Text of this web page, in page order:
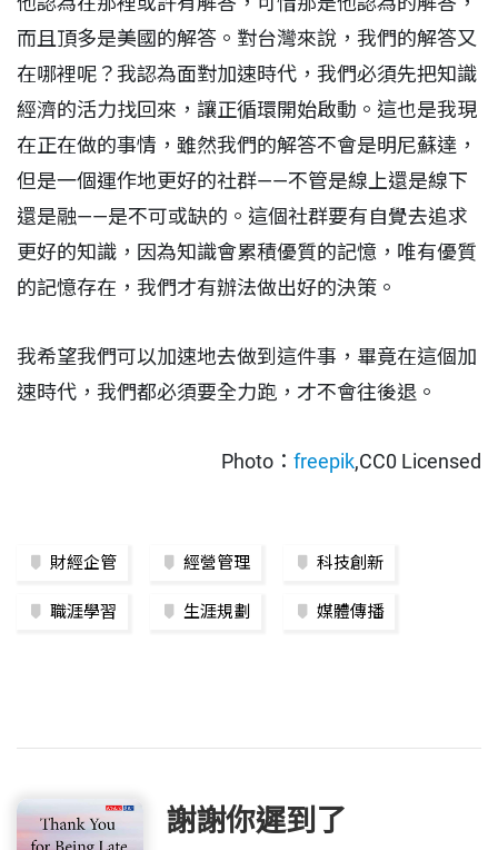
而且頂多是美國的解答。對台灣來說，我們的解答又
在哪裡呢？我認為面對加速時代，我們必須先把知識
經濟的活力找回來，讓正循環開始啟動。這也是我現
在正在做的事情，雖然我們的解答不會是明尼蘇達，
但是一個運作地更好的社群——不管是線上還是線下
還是融——是不可或缺的。這個社群要有自覺去追求
更好的知識，因為知識會累積優質的記憶，唯有優質
的記憶存在，我們才有辦法做出好的決策。
我希望我們可以加速地去做到這件事，畢竟在這個加
速時代，我們都必須要全力跑，才不會往後退。
Photo： freepik,CC0 Licensed
財經企管 經營管理 科技創新
職涯學習 生涯規劃 媒體傳播
謝謝你遲到了